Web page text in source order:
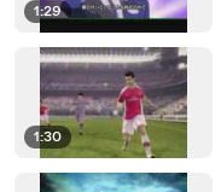
1:29
1:30